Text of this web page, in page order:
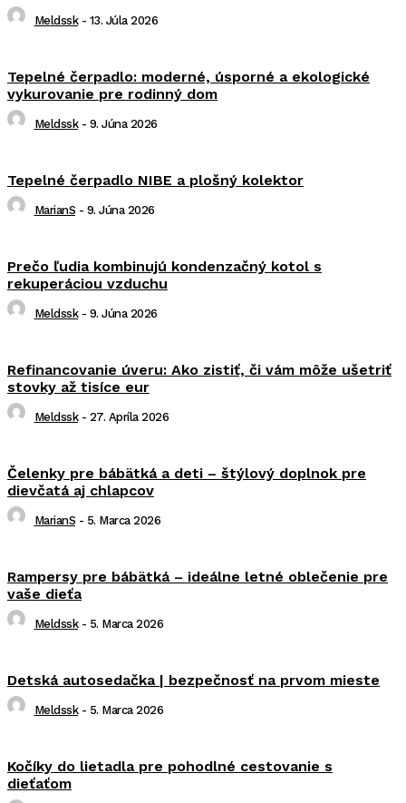
Meldssk - 13. Júla 2026
Tepelné čerpadlo: moderné, úsporné a ekologické
vykurovanie pre rodinný dom
Meldssk - 9. Júna 2026
Tepelné čerpadlo NIBE a plošný kolektor
MarianS - 9. Júna 2026
Prečo ľudia kombinujú kondenzačný kotol s
rekuperáciou vzduchu
Meldssk - 9. Júna 2026
Refinancovanie úveru: Ako zistiť, či vám môže ušetriť
stovky až tisíce eur
Meldssk - 27. Apríla 2026
Čelenky pre bábätká a deti – štýlový doplnok pre
dievčatá aj chlapcov
MarianS - 5. Marca 2026
Rampersy pre bábätká – ideálne letné oblečenie pre
vaše dieťa
Meldssk - 5. Marca 2026
Detská autosedačka | bezpečnosť na prvom mieste
Meldssk - 5. Marca 2026
Kočíky do lietadla pre pohodlné cestovanie s
dieťaťom